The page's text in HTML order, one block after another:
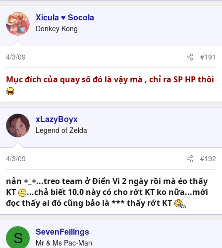
Xicula ♥ Socola
Donkey Kong
4/3/09 #191
Mục đích của quay số đó là vậy mà , chỉ ra SP HP thôi
xLazyBoyx
Legend of Zelda
4/3/09 #192
nản +_+...treo team ở Điển Vi 2 ngày rồi mà éo thấy
KT
...chả biết 10.0 này có cho rớt KT ko nữa...mới
đọc thấy ai đó cũng bảo là *** thấy rớt KT
S SevenFellings
Mr & Ms Pac-Man